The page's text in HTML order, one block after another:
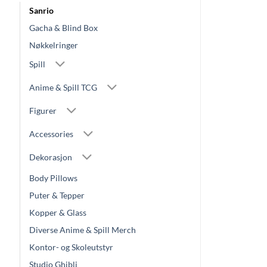
Sanrio
Gacha & Blind Box
Nøkkelringer
Spill
Anime & Spill TCG
Figurer
Accessories
Dekorasjon
Body Pillows
Puter & Tepper
Kopper & Glass
Diverse Anime & Spill Merch
Kontor- og Skoleutstyr
Studio Ghibli